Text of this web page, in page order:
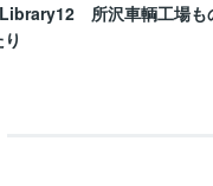
所沢車輌工場も